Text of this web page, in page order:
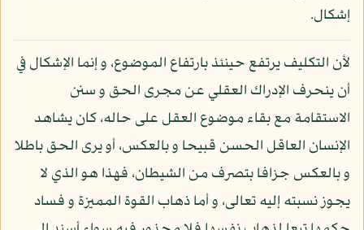
إشكال.
لأن التكليف يرتفع حينئذ بارتفاع الموضوع، و إنما الإشكال في
أن ينحرف الإدراك العقلي عن مجرى الحق و سنن
الاستقامة مع بقاء موضوع العقل على حاله، كان يشاهد
الإنسان العاقل الحسن قبيحا و بالعكس، أو يرى الحق باطلا
و بالعكس جزافا بتصرف من الشيطان، فهذا هو الذي لا
يجوز نسبته إليه تعالى، و أما ذهاب القوة المميزة و فساد